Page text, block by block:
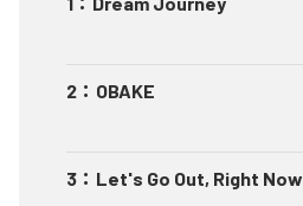
2 ： OBAKE
3 ： Let's Go Out, Right Now